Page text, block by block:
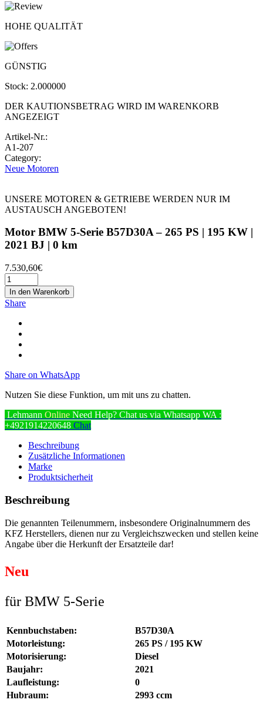
HOHE QUALITÄT
GÜNSTIG
Stock: 2.000000
DER KAUTIONSBETRAG WIRD IM WARENKORB
ANGEZEIGT
Artikel-Nr.:
A1-207
Category:
Neue Motoren
UNSERE MOTOREN & GETRIEBE WERDEN NUR IM
AUSTAUSCH ANGEBOTEN!
Motor BMW 5-Serie B57D30A – 265 PS | 195 KW |
2021 BJ | 0 km
7.530,60€
In den Warenkorb
Share
Share on WhatsApp
Nutzen Sie diese Funktion, um mit uns zu chatten.
Lehmann Online Need Help? Chat us via Whatsapp WA :
+4921914220648 Chat
Beschreibung
Zusätzliche Informationen
Marke
Produktsicherheit
Beschreibung
Die genannten Teilenummern, insbesondere Originalnummern des
KFZ Herstellers, dienen nur zu Vergleichszwecken und stellen keine
Angabe über die Herkunft der Ersatzteile dar!
Neu
für BMW 5-Serie
Kennbuchstaben:
B57D30A
Motorleistung:
265 PS / 195 KW
Motorisierung:
Diesel
Baujahr:
2021
Laufleistung:
0
Hubraum:
2993 ccm